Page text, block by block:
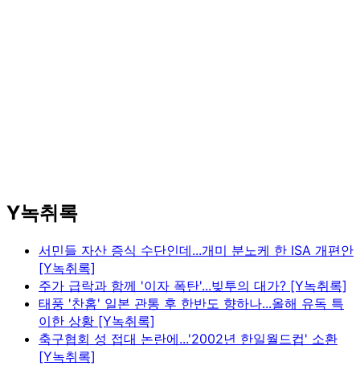
Y녹취록
서민들 자산 증식 수단인데...개미 분노케 한 ISA 개편안
[Y녹취록]
주가 급락과 함께 '이자 폭탄'...빚투의 대가? [Y녹취록]
태풍 '찬홈' 일본 관통 후 한반도 향하나...올해 유독 특
이한 상황 [Y녹취록]
축구협회 성 접대 논란에...'2002년 한일월드컵' 소환
[Y녹취록]